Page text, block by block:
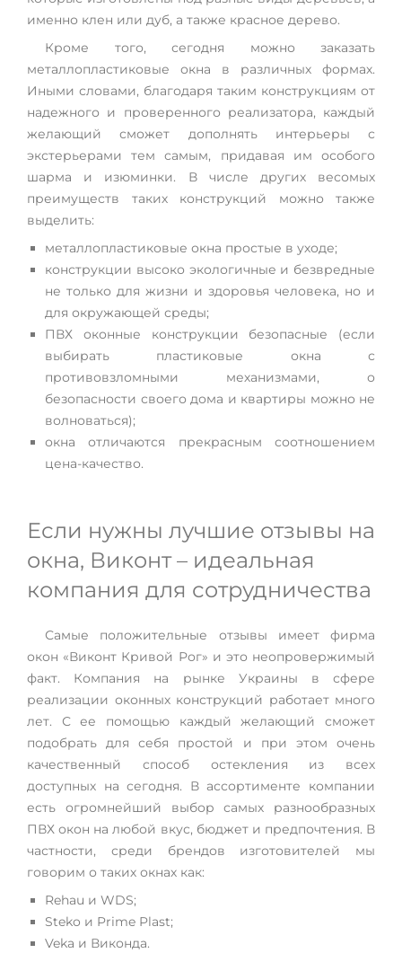
именно клен или дуб, а также красное дерево.
Кроме того, сегодня можно заказать
металлопластиковые окна в различных формах.
Иными словами, благодаря таким конструкциям от
надежного и проверенного реализатора, каждый
желающий сможет дополнять интерьеры с
экстерьерами тем самым, придавая им особого
шарма и изюминки. В числе других весомых
преимуществ таких конструкций можно также
выделить:
металлопластиковые окна простые в уходе;
конструкции высоко экологичные и безвредные
не только для жизни и здоровья человека, но и
для окружающей среды;
ПВХ оконные конструкции безопасные (если
выбирать пластиковые окна с
противовзломными механизмами, о
безопасности своего дома и квартиры можно не
волноваться);
окна отличаются прекрасным соотношением
цена-качество.
Если нужны лучшие отзывы на
окна, Виконт – идеальная
компания для сотрудничества
Самые положительные отзывы имеет фирма
окон «Виконт Кривой Рог» и это неопровержимый
факт. Компания на рынке Украины в сфере
реализации оконных конструкций работает много
лет. С ее помощью каждый желающий сможет
подобрать для себя простой и при этом очень
качественный способ остекления из всех
доступных на сегодня. В ассортименте компании
есть огромнейший выбор самых разнообразных
ПВХ окон на любой вкус, бюджет и предпочтения. В
частности, среди брендов изготовителей мы
говорим о таких окнах как:
Rehau и WDS;
Steko и Prime Plast;
Veka и Виконда.